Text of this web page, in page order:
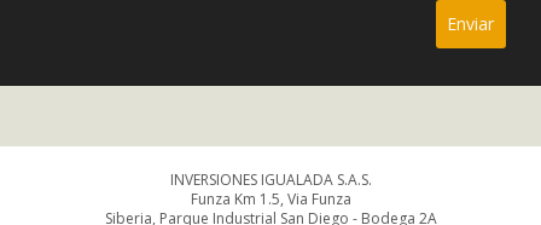
INVERSIONES IGUALADA S.A.S.
Funza Km 1.5, Via Funza
Siberia, Parque Industrial San Diego - Bodega 2A